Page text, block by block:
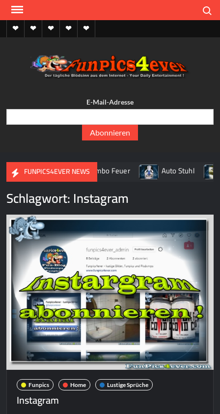
Skip
contentHomeFunpicsLustigePicdumpsKontakt
E-Mail-Adresse
FUNPICS4EVER NEWS
Briefkasten Lambo Feuer Auto Stuhl
Schlagwort:Instagram
Funpics Home Lustige Sprüche
Instagram